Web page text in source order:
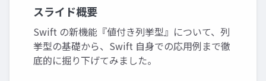
スライド概要
Swift の新機能『値付き列挙型』について、列
挙型の基礎から、Swift 自身での応用例まで徹
底的に掘り下げてみました。